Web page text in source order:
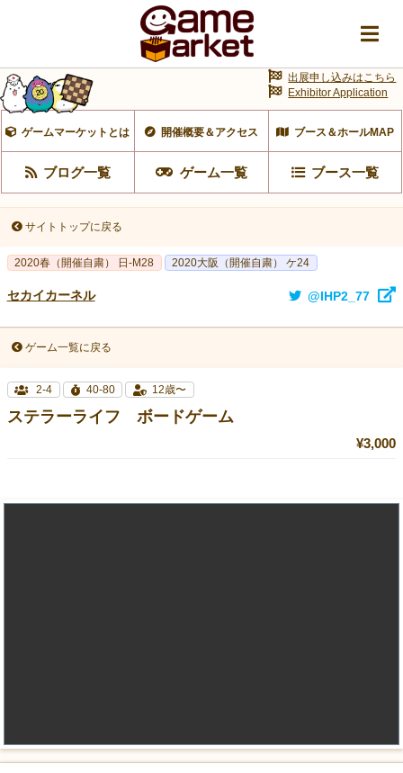
ゲームマーケットとは 開催概要＆アクセス ブース＆ホールMAP
ブログ一覧 ゲーム一覧 ブース一覧
出展申し込みはこちら
Exhibitor Application
サイトトップに戻る
2020春（開催自粛） 日-M28 2020大阪（開催自粛） ケ24
セカイカーネル @IHP2_77
ゲーム一覧に戻る
2-4 40-80 12歳〜
ステラーライフ ボードゲーム
¥3,000